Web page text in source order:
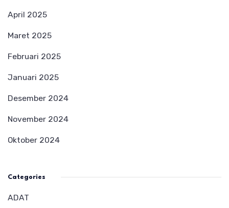
April 2025
Maret 2025
Februari 2025
Januari 2025
Desember 2024
November 2024
Oktober 2024
Categories
ADAT